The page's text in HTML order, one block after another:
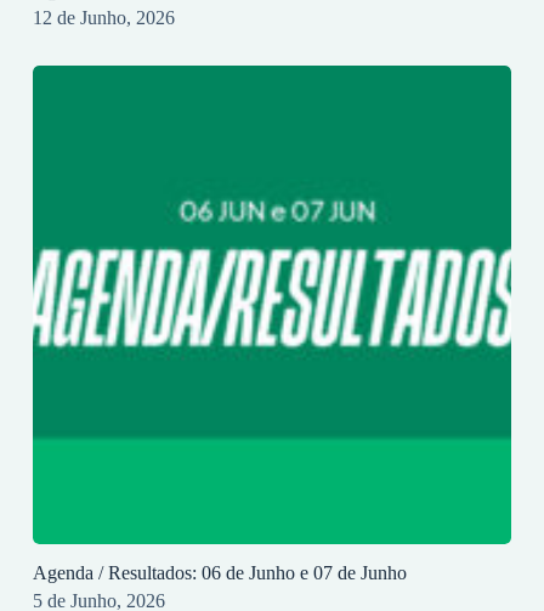
12 de Junho, 2026
Agenda / Resultados: 06 de Junho e 07 de Junho
5 de Junho, 2026